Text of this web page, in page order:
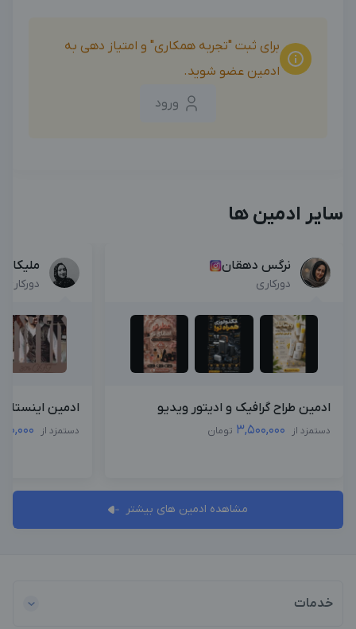
برای ثبت "تجربه همکاری" و امتیاز دهی به
ادمین عضو شوید.
ورود
سایر ادمین ها
نرگس دهقان
دورکاری
ادمین طراح گرافیک و ادیتور ویدیو
دستمزد از 3,500,000 تومان
ملیکا
دورکاری
ادمین
دستمزد از
مشاهده ادمین های بیشتر
خدمات